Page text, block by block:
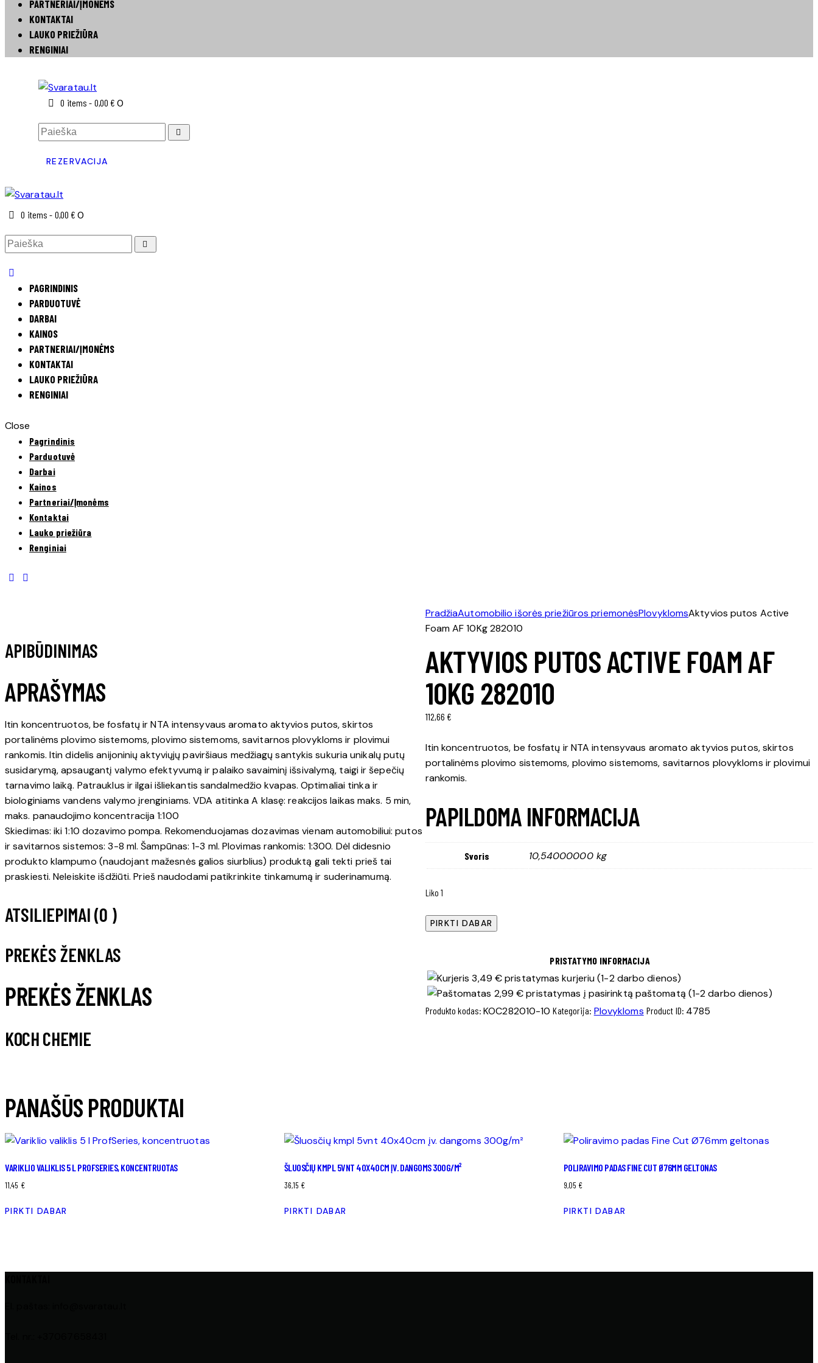
PARTNERIAI/ĮMONĖMS
KONTAKTAI
LAUKO PRIEŽIŪRA
RENGINIAI
0 items - 0,00 € 0
REZERVACIJA
0 items - 0,00 € 0
PAGRINDINIS
PARDUOTUVĖ
DARBAI
KAINOS
PARTNERIAI/ĮMONĖMS
KONTAKTAI
LAUKO PRIEŽIŪRA
RENGINIAI
Close
Pagrindinis
Parduotuvė
Darbai
Kainos
Partneriai/Įmonėms
Kontaktai
Lauko priežiūra
Renginiai
PradžiaAutomobilio išorės priežiūros priemonėsPlovyklomsAktyvios putos Active
Foam AF 10Kg 282010
AKTYVIOS PUTOS ACTIVE FOAM AF
10KG 282010
112,66€
Itin koncentruotos, be fosfatų ir NTA intensyvaus aromato aktyvios putos, skirtos
portalinėms plovimo sistemoms, plovimo sistemoms, savitarnos plovykloms ir plovimui
rankomis.
PAPILDOMA INFORMACIJA
Svoris 10,54000000 kg
Liko 1
produkto
putos
Active
Foam
AF
PIRKTI DABAR
PRISTATYMO INFORMACIJA
3,49 € pristatymas kurjeriu (1-2 darbo dienos)
2,99 € pristatymas į pasirinktą paštomatą (1-2 darbo dienos)
Produkto kodas:KOC282010-10 Kategorija: Plovykloms Product ID: 4785
APIBŪDINIMAS
APRAŠYMAS
Itin koncentruotos, be fosfatų ir NTA intensyvaus aromato aktyvios putos, skirtos
portalinėms plovimo sistemoms, plovimo sistemoms, savitarnos plovykloms ir plovimui
rankomis. Itin didelis anijoninių aktyviųjų paviršiaus medžiagų santykis sukuria unikalų putų
susidarymą, apsaugantį valymo efektyvumą ir palaiko savaiminį išsivalymą, taigi ir šepečių
tarnavimo laiką. Patrauklus ir ilgai išliekantis sandalmedžio kvapas. Optimaliai tinka ir
biologiniams vandens valymo įrenginiams. VDA atitinka A klasę: reakcijos laikas maks. 5 min,
maks. panaudojimo koncentracija 1:100
Skiedimas: iki 1:10 dozavimo pompa. Rekomenduojamas dozavimas vienam automobiliui: putos
ir savitarnos sistemos: 3-8 ml. Šampūnas: 1-3 ml. Plovimas rankomis: 1:300. Dėl didesnio
produkto klampumo (naudojant mažesnės galios siurblius) produktą gali tekti prieš tai
praskiesti. Neleiskite išdžiūti. Prieš naudodami patikrinkite tinkamumą ir suderinamumą.
ATSILIEPIMAI (0 )
PREKĖS ŽENKLAS
PREKĖS ŽENKLAS
KOCH CHEMIE
PANAŠŪS PRODUKTAI
VARIKLIO VALIKLIS 5 L PROFSERIES, KONCENTRUOTAS
11,45 €
PIRKTI DABAR
ŠLUOSČIŲ KMPL 5VNT 40X40CM ĮV. DANGOMS 300G/M²
36,15 €
PIRKTI DABAR
POLIRAVIMO PADAS FINE CUT Ø76MM GELTONAS
9,05 €
PIRKTI DABAR